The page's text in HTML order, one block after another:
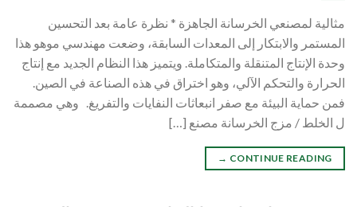
مثالية لمصنعي الخرسانة الجاهزة * نظرة عامة بعد التحسين
المستمر والابتكار إلى المعدات السابقة، وضعت مهندسي موهو هذا
وحدة الإنتاج المتنقلة والمتكاملة. ويتميز هذا النظام الجديد مع إنتاج
الحرارة والتحكم الآلي، وهو اختراق في هذه الصناعة في الصين.
فمن حماية البيئة مع صفر انبعاثات النفايات والتفريغ. وهي مصممة
ل الخلط / مزج الخرسانة مصنع […]
CONTINUE READING
→